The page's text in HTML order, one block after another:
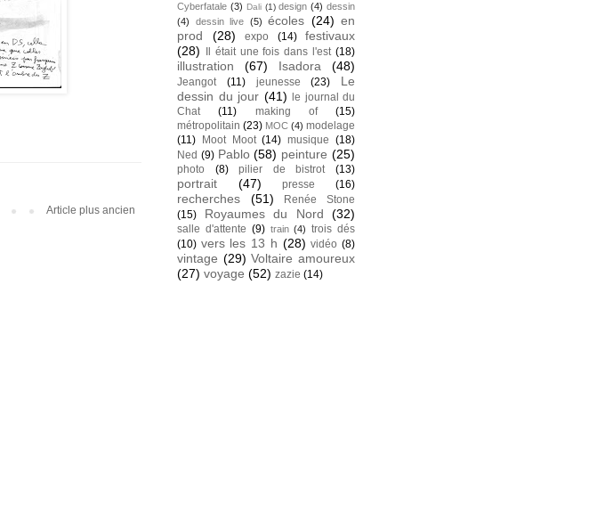
Article plus ancien
Cyberfatale (3) Dali (1) design (4) dessin
(4)
dessin live (5) écoles (24) en
prod
(28) expo (14)
festivaux
(28)
Il était une fois dans l'est (18)
illustration (67) Isadora (48)
Jeangot (11) jeunesse (23)
Le
dessin du jour (41)
le journal du
Chat
(11) making of
(15)
métropolitain (23) MOC (4) modelage
(11)
Moot Moot (14) musique (18)
Ned (9) Pablo (58) peinture (25)
photo (8) pilier de bistrot (13)
portrait (47) presse (16)
recherches (51)
Renée Stone
(15)
Royaumes du Nord (32)
salle d'attente (9) train (4)
trois dés
(10) vers les 13 h (28) vidéo (8)
vintage (29) Voltaire amoureux
(27) voyage (52) zazie (14)